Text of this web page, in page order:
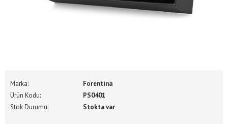
Marka:
Forentina
Ürün Kodu:
PS0401
Stok Durumu:
Stokta var